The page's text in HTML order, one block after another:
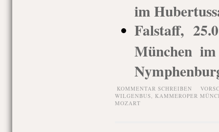
im
Falstaff,
München
KOMMENTAR SCHREIBEN
WILGENBUS, KAMMEROPER
MOZART